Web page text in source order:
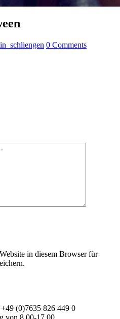
0 Comments
in diesem Browser für
(0)7635 826 449 0